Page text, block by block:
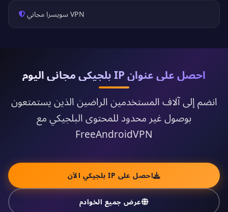
VPN سويسرا مجاني
احصل على عنوان IP بلجيكي مجاني اليوم
انضم إلى آلاف المستخدمين الراضين الذين يستمتعون
بوصول غير محدود للمحتوى البلجيكي مع
FreeAndroidVPN
احصل على IP بلجيكي الآن
عرض جميع الخوادم